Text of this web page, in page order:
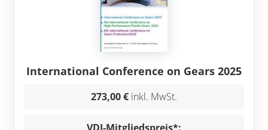
International Conference on Gears 2025
273,00 € inkl. MwSt.